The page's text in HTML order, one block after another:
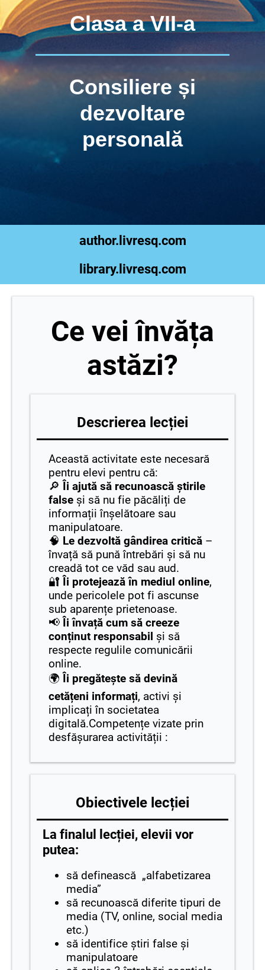
Clasa a VII-a
Consiliere și
dezvoltare
personală
author.livresq.com
library.livresq.com
Ce vei învăța
astăzi?
Descrierea lecției
Această activitate este necesară
pentru elevi pentru că:
🔎 Îi ajută să recunoască știrile
false și să nu fie păcăliți de
informații înșelătoare sau
manipulatoare.
🧠 Le dezvoltă gândirea critică –
învață să pună întrebări și să nu
creadă tot ce văd sau aud.
🔐 Îi protejează în mediul online,
unde pericolele pot fi ascunse
sub aparențe prietenoase.
📢 Îi învață cum să creeze
conținut responsabil și să
respecte regulile comunicării
online.
🌍 Îi pregătește să devină
cetățeni informați, activi și
implicați în societatea
digitală.Competențe vizate prin
desfășurarea activității :
Obiectivele lecției
La finalul lecției, elevii vor
putea:
să definească „alfabetizarea
media”
să recunoască diferite tipuri de
media (TV, online, social media
etc.)
să identifice știri false și
manipulatoare